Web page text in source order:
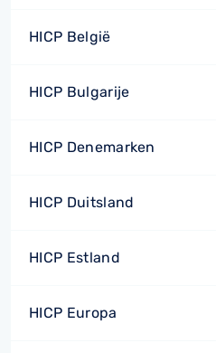
HICP België
HICP Bulgarije
HICP Denemarken
HICP Duitsland
HICP Estland
HICP Europa